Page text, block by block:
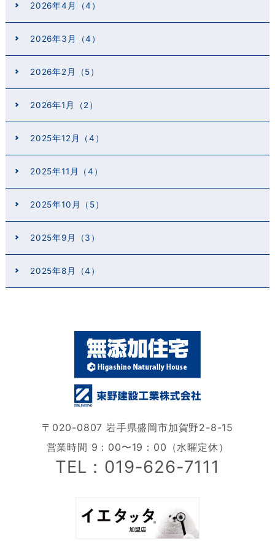
2026年4月（4）
2026年3月（4）
2026年2月（5）
2026年1月（2）
2025年12月（4）
2025年11月（4）
2025年10月（5）
2025年9月（3）
2025年8月（4）
〒020-0807 岩手県盛岡市加賀野2-8-15
営業時間 9：00〜19：00（水曜定休）
TEL：019-626-7111